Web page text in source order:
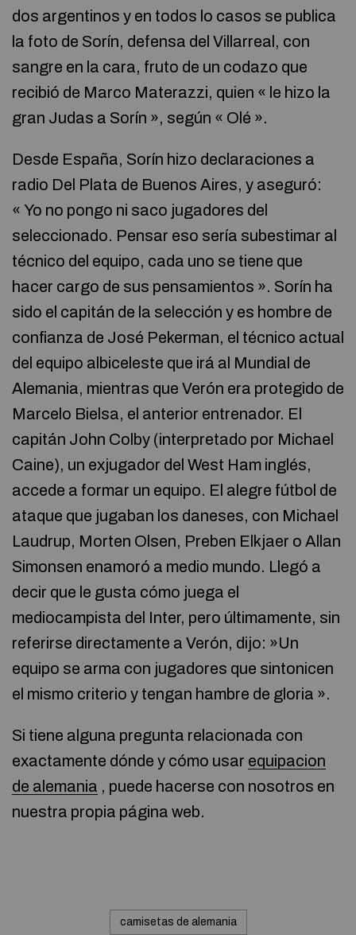
dos argentinos y en todos lo casos se publica
la foto de Sorín, defensa del Villarreal, con
sangre en la cara, fruto de un codazo que
recibió de Marco Materazzi, quien « le hizo la
gran Judas a Sorín », según « Olé ».
Desde España, Sorín hizo declaraciones a
radio Del Plata de Buenos Aires, y aseguró:
« Yo no pongo ni saco jugadores del
seleccionado. Pensar eso sería subestimar al
técnico del equipo, cada uno se tiene que
hacer cargo de sus pensamientos ». Sorín ha
sido el capitán de la selección y es hombre de
confianza de José Pekerman, el técnico actual
del equipo albiceleste que irá al Mundial de
Alemania, mientras que Verón era protegido de
Marcelo Bielsa, el anterior entrenador. El
capitán John Colby (interpretado por Michael
Caine), un exjugador del West Ham inglés,
accede a formar un equipo. El alegre fútbol de
ataque que jugaban los daneses, con Michael
Laudrup, Morten Olsen, Preben Elkjaer o Allan
Simonsen enamoró a medio mundo. Llegó a
decir que le gusta cómo juega el
mediocampista del Inter, pero últimamente, sin
referirse directamente a Verón, dijo: »Un
equipo se arma con jugadores que sintonicen
el mismo criterio y tengan hambre de gloria ».
Si tiene alguna pregunta relacionada con
exactamente dónde y cómo usar equipacion
de alemania , puede hacerse con nosotros en
nuestra propia página web.
camisetas de alemania